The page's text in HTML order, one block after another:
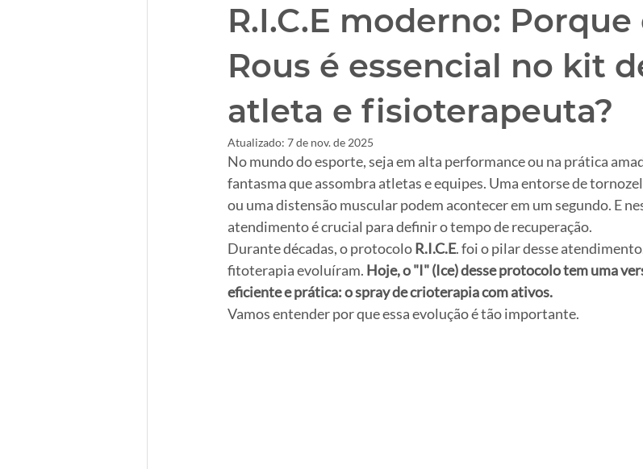
R.I.C.E moderno: Porque
Rous é essencial no kit
atleta e fisioterapeuta?
Atualizado: 7 de nov. de 2025
No mundo do esporte, seja em alta performance ou na prática
fantasma que assombra atletas e equipes. Uma entorse de
ou uma distensão muscular podem acontecer em um segundo. E
atendimento é crucial para definir o tempo de recuperação.
Durante décadas, o protocolo R.I.C.E. foi o pilar desse
fitoterapia evoluíram. Hoje, o "I" (Ice) desse protocolo tem uma
eficiente e prática: o spray de crioterapia com ativos.
Vamos entender por que essa evolução é tão importante.